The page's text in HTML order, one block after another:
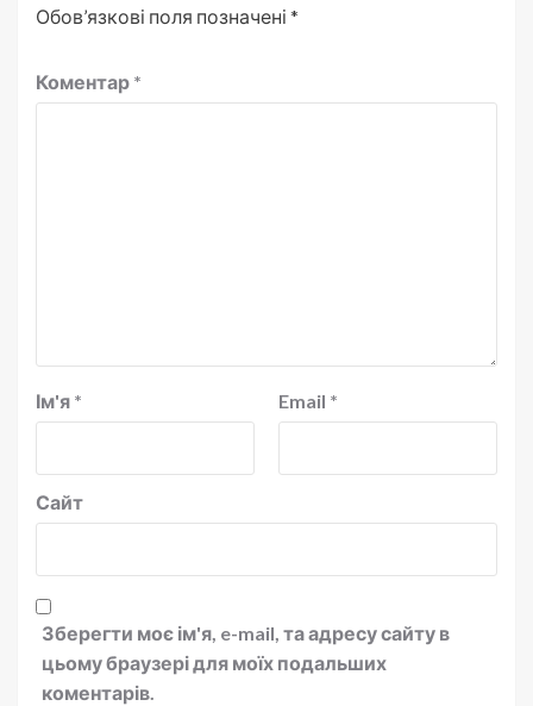
Обов’язкові поля позначені *
Коментар *
Ім'я * Email *
Сайт
Зберегти моє ім'я, e-mail, та адресу сайту в
цьому браузері для моїх подальших
коментарів.